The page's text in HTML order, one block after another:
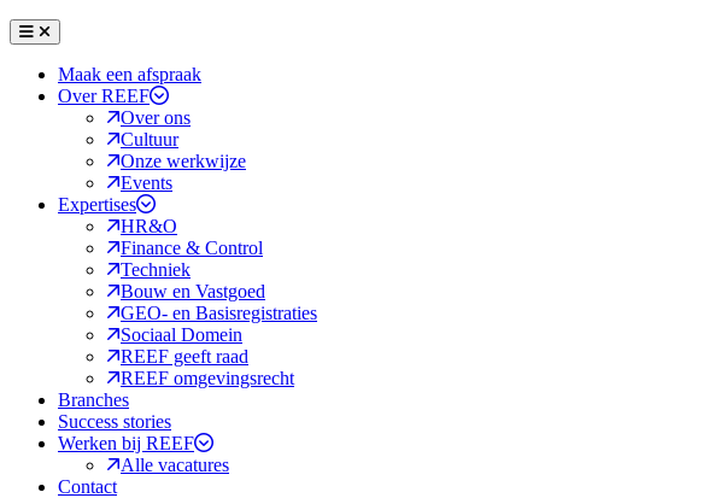
Menu
Sluiten
Maak een afspraak
Over REEF
Over ons
Cultuur
Onze werkwijze
Events
Expertises
HR&O
Finance & Control
Techniek
Bouw en Vastgoed
GEO- en Basisregistraties
Sociaal Domein
REEF geeft raad
REEF omgevingsrecht
Branches
Success stories
Werken bij REEF
Alle vacatures
Contact